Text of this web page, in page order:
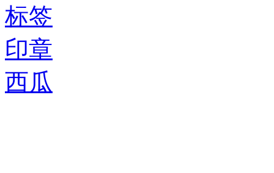
标签
印章
西瓜